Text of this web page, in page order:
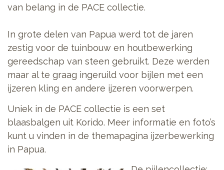
van belang in de PACE collectie.
In grote delen van Papua werd tot de jaren
zestig voor de tuinbouw en houtbewerking
gereedschap van steen gebruikt. Deze werden
maar al te graag ingeruild voor bijlen met een
ijzeren kling en andere ijzeren voorwerpen.
Uniek in de PACE collectie is een set
blaasbalgen uit Korido. Meer informatie en foto’s
kunt u vinden in de themapagina ijzerbewerking
in Papua.